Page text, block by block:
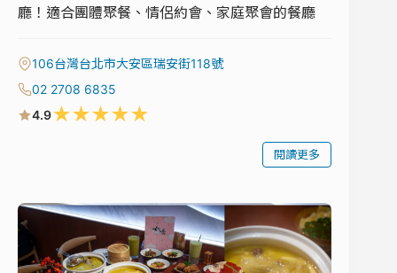
廳！適合團體聚餐、情侶約會、家庭聚會的餐廳
106台灣台北市大安區瑞安街118號
02 2708 6835
4.9★★★★★
閱讀更多